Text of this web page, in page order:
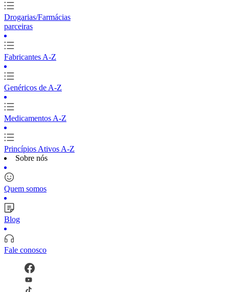
Drogarias/Farmácias
parceiras
Fabricantes A-Z
Genéricos de A-Z
Medicamentos A-Z
Princípios Ativos A-Z
Sobre nós
Quem somos
Blog
Fale conosco